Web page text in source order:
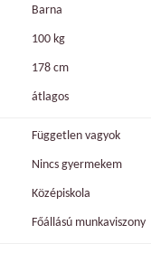
Barna
100 kg
178 cm
átlagos
Független vagyok
Nincs gyermekem
Középiskola
Főállású munkaviszony